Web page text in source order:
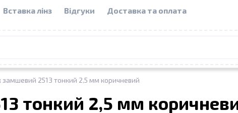
Вставка лінз Відгуки Доставка та оплата
замшевий 2513 тонкий 2,5 мм коричневий
тонкий 2,5 мм